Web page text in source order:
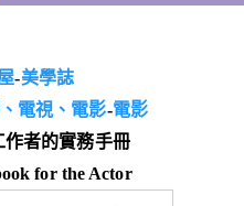
-美學誌
電視、電影-電影
者的實務手冊
for the Actor